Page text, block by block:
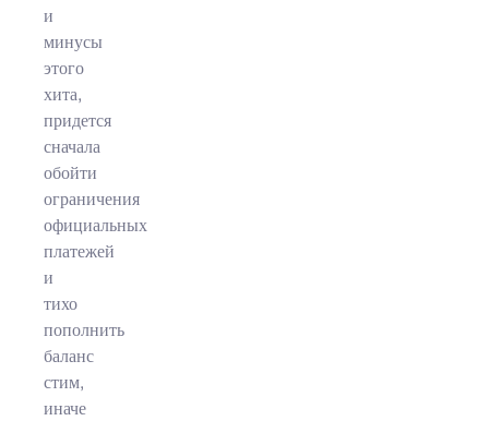
и
минусы
этого
хита,
придется
сначала
обойти
ограничения
официальных
платежей
и
тихо
пополнить
баланс
стим,
иначе